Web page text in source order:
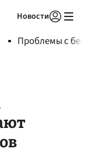
Новости
Проблемы с